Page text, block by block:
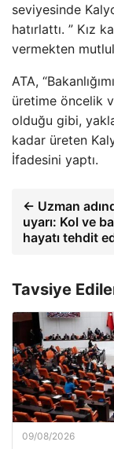
seviyesinde
hatırlattı. ” Kız
vermekten
ATA,
üretime öncelik
olduğu gibi,
kadar üreten
İfadesini yaptı.
← Uzman
uyarı: Kol ve
hayatı tehdit
Tavsiye
09/08/2026